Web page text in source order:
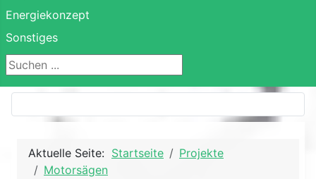
Energiekonzept
Sonstiges
Suchen ...
Aktuelle Seite: Startseite
Projekte
Motorsägen